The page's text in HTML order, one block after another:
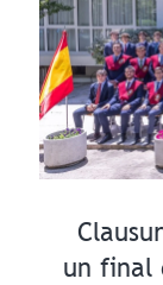
un final